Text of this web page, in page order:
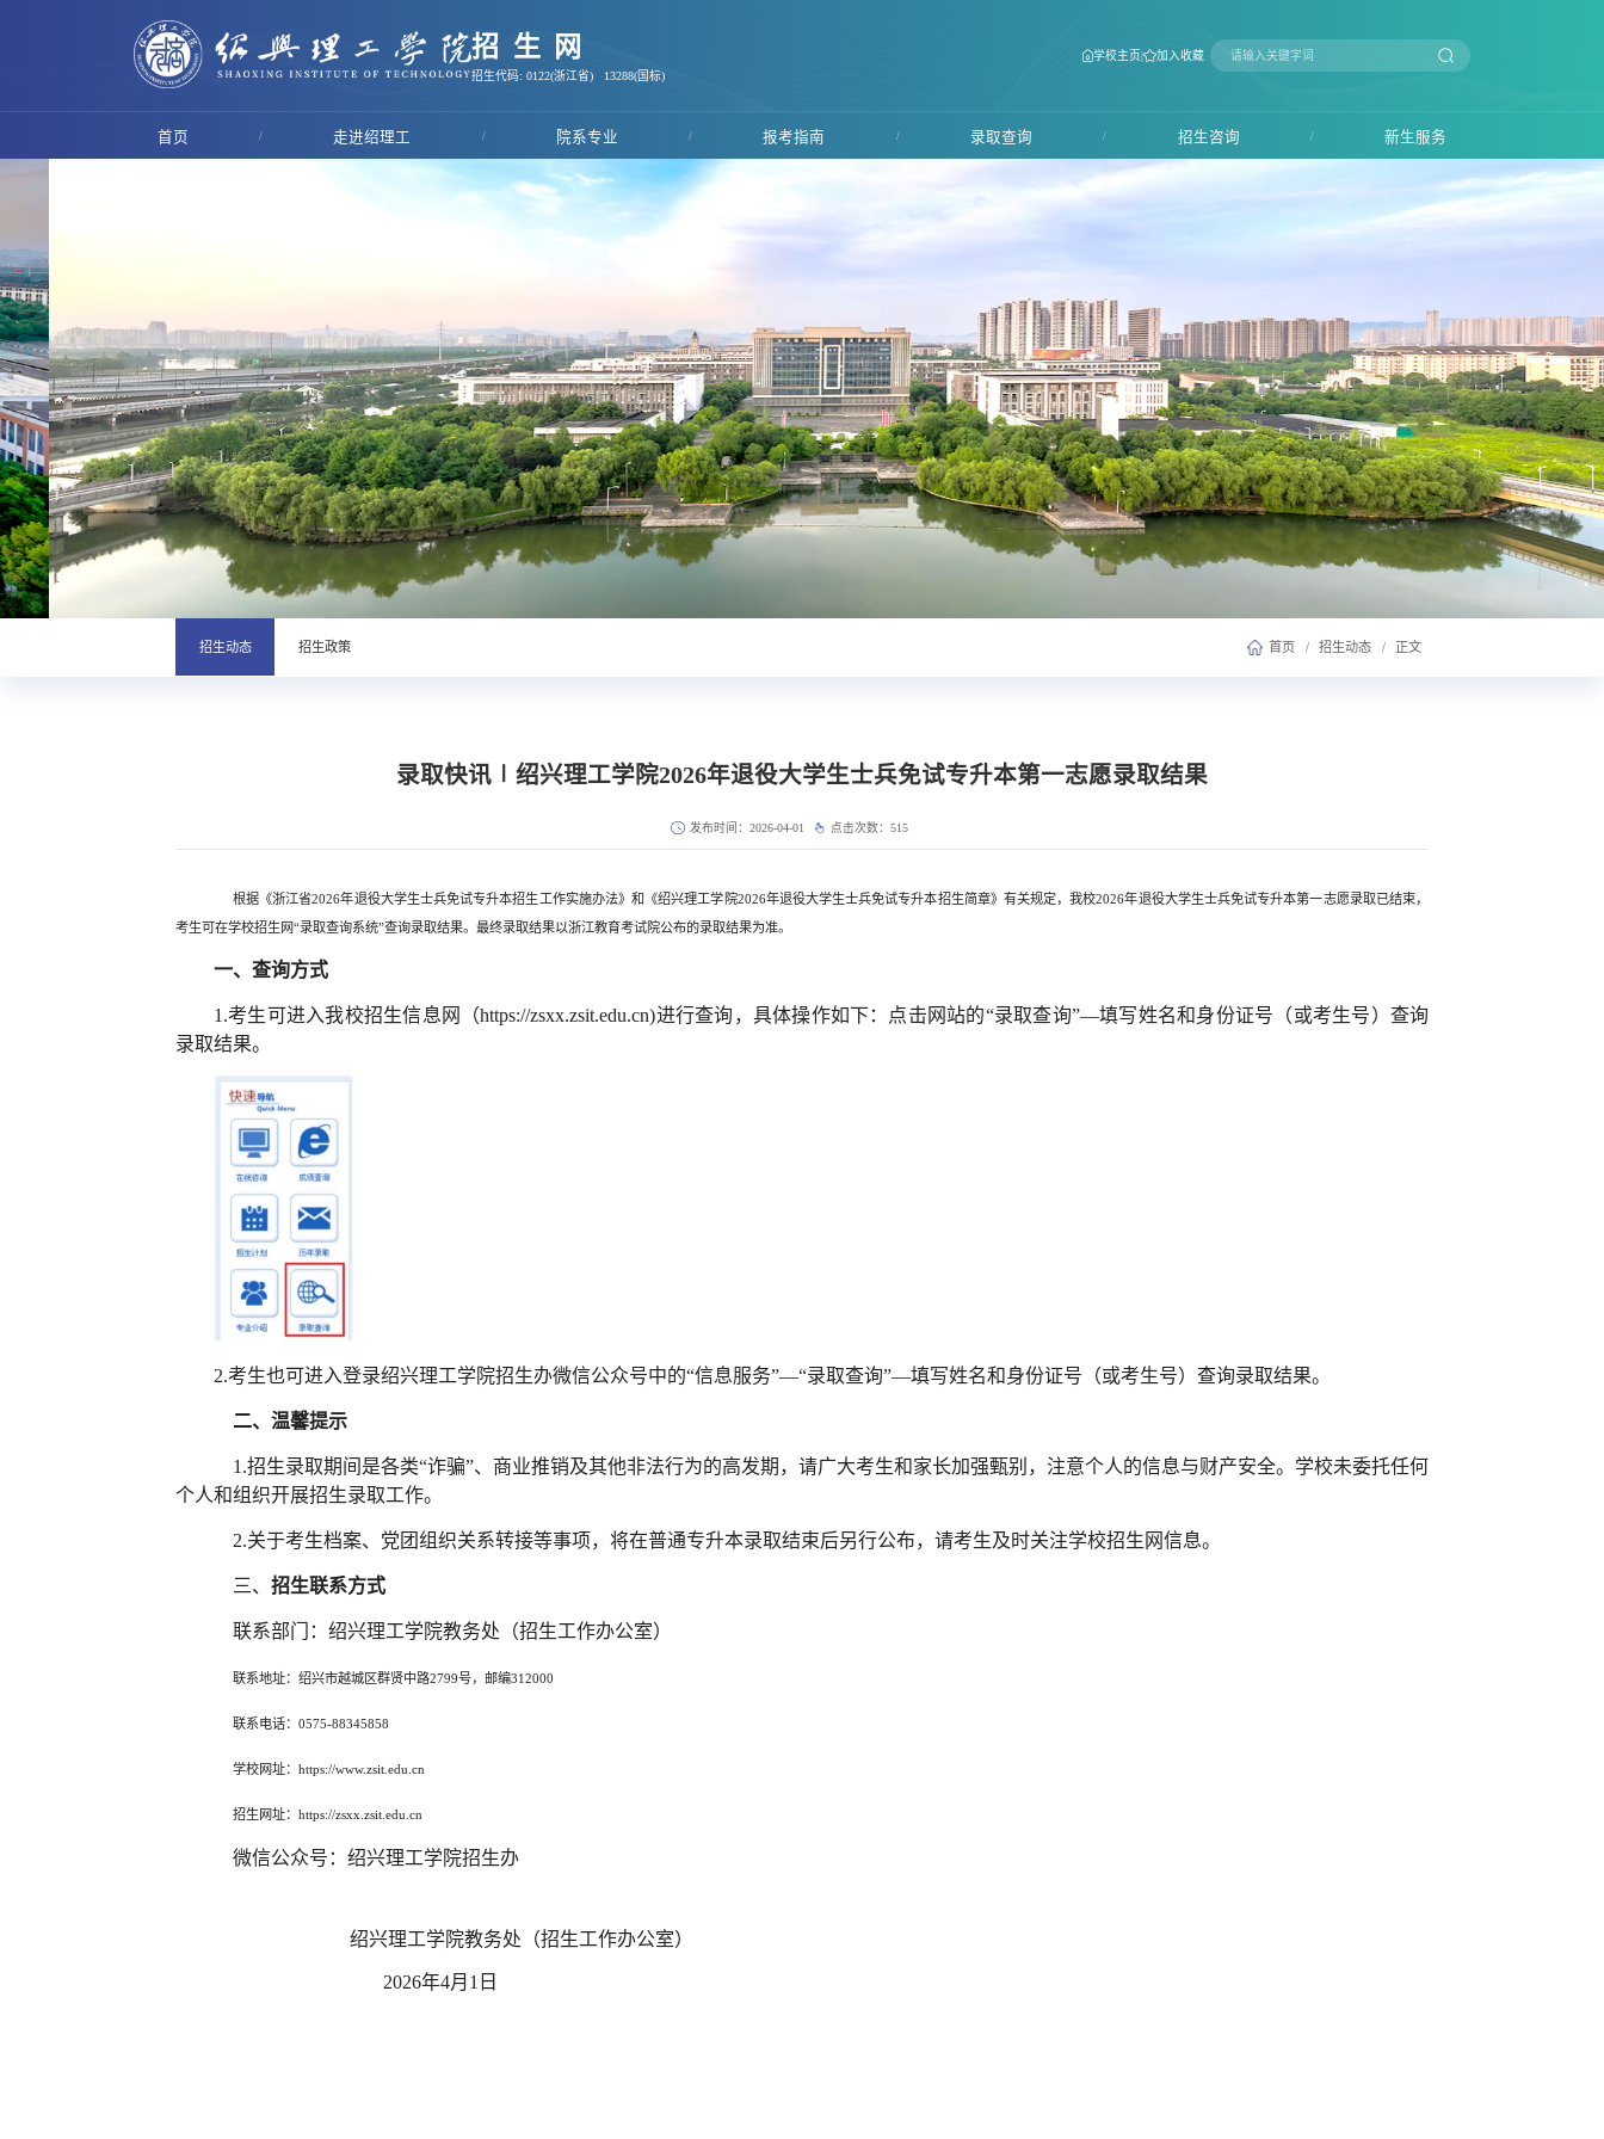
招生网
招生代码: 0122(浙江省) 13288(国标)
学校主页| 加入收藏
首页 / 走进绍理工 / 院系专业 / 报考指南 / 录取查询 / 招生咨询 / 新生服务
招生动态 招生政策 首页 / 招生动态 / 正文
录取快讯∣绍兴理工学院2026年退役大学生士兵免试专升本第一志愿录取结果
发布时间：2026-04-01 点击次数： 515
根据《浙江省2026年退役大学生士兵免试专升本招生工作实施办法》和《绍兴理工学院2026年退役大学生士兵免试专升本招生简章》有关规定，我校2026年退役大学生士兵免试专升本第一志愿录取已结束，
考生可在学校招生网“录取查询系统”查询录取结果。最终录取结果以浙江教育考试院公布的录取结果为准。
一、查询方式
1.考生可进入我校招生信息网（https://zsxx.zsit.edu.cn)进行查询，具体操作如下：点击网站的“录取查询”—填写姓名和身份证号（或考生号）查询
录取结果。
2.考生也可进入登录绍兴理工学院招生办微信公众号中的“信息服务”—“录取查询”—填写姓名和身份证号（或考生号）查询录取结果。
二、温馨提示
1.招生录取期间是各类“诈骗”、商业推销及其他非法行为的高发期，请广大考生和家长加强甄别，注意个人的信息与财产安全。学校未委托任何
个人和组织开展招生录取工作。
2.关于考生档案、党团组织关系转接等事项，将在普通专升本录取结束后另行公布，请考生及时关注学校招生网信息。
三、 招生联系方式
联系部门：绍兴理工学院教务处（招生工作办公室）
联系地址：绍兴市越城区群贤中路2799号， 邮编312000
联系电话： 0575-88345858
学校网址： https://www.zsit.edu.cn
招生网址： https://zsxx.zsit.edu.cn
微信公众号：绍兴理工学院招生办
绍兴理工学院教务处（招生工作办公室）
2026年4月1日